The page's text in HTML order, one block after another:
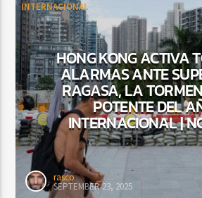
INTERNACIONAL
HONG KONG ACTIVA
ALARMAS ANTE
RAGASA, LA
POTENTE DEL
INTERNACIONAL |
rasco
SEPTEMBER 23, 2025